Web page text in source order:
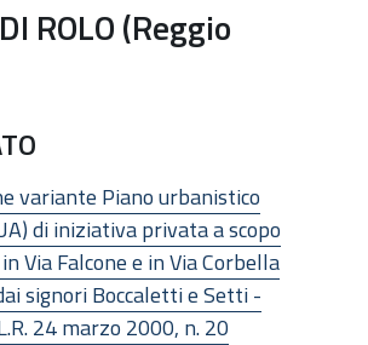
ROLO (Reggio
variante Piano urbanistico
di iniziativa privata a scopo
Via Falcone e in Via Corbella
signori Boccaletti e Setti -
24 marzo 2000, n. 20